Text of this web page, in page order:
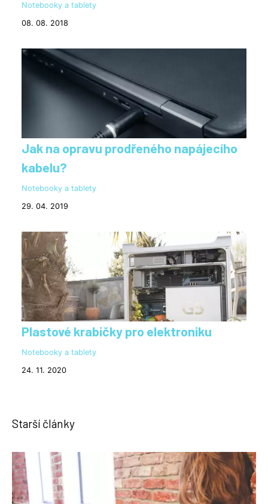
Notebooky a tablety
08. 08. 2018
Jak na opravu prodřeného napájecího
kabelu?
Notebooky a tablety
29. 04. 2019
Plastové krabičky pro elektroniku
Notebooky a tablety
24. 11. 2020
Starší články